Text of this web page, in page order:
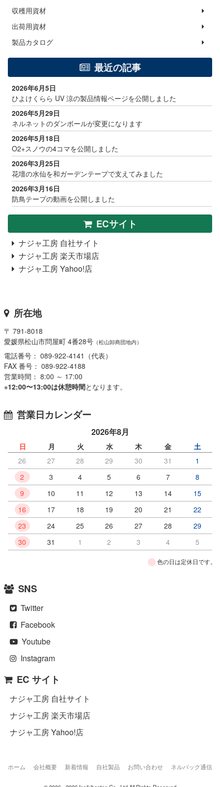
収穫用資材
出荷用資材
製品カタログ
最近の記事
2026年6月5日
ひよけくらら UV 涼の製品情報ページを公開しました
2026年5月29日
ネルネットのダンボールが変更になります
2026年5月18日
O2+スノウの4コマを公開しました
2026年3月25日
花壇の水仙を和ガーデンテープで支えてみました
2026年3月16日
防鳥テープの動画を公開しました
ECサイト
ナジャ工房 自社サイト
ナジャ工房 楽天市場店
ナジャ工房 Yahoo!店
所在地
〒 791-8018
愛媛県松山市問屋町 4番28号 （松山卸商団地内）
電話番号： 089-922-4141（代表）
FAX 番号： 089-922-4188
営業時間： 8:00 ～ 17:00
※12:00〜13:00は休憩時間となります。
営業日カレンダー
2026年8月
日 月 火 水 木 金
土
26
27 28 29 30 31
1
2
3 4 5 6 7
8
9
10 11 12 13 14
15
16
17 18 19 20 21
22
23
24 25 26 27 28
29
30
31 1 2 3 4 5
色の日は定休日です。
SNS
Twitter
Facebook
Youtube
Instagram
EC サイト
ナジャ工房 自社サイト
ナジャ工房 楽天市場店
ナジャ工房 Yahoo!店
ホーム 会社概要 新着情報 自社製品 お問い合わせ ネルパック通信